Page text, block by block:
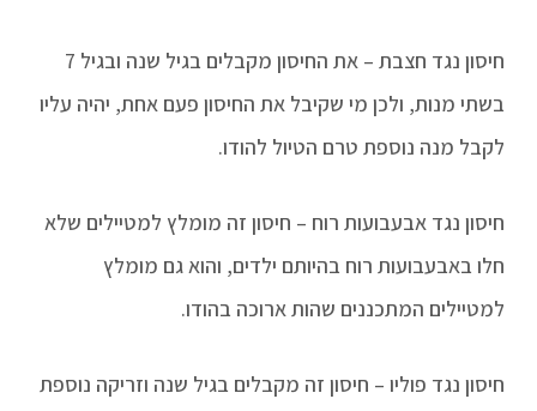
חיסון נגד חצבת – את החיסון מקבלים בגיל שנה ובגיל 7
בשתי מנות, ולכן מי שקיבל את החיסון פעם אחת, יהיה עליו
לקבל מנה נוספת טרם הטיול להודו.
חיסון נגד אבעבועות רוח – חיסון זה מומלץ למטיילים שלא
חלו באבעבועות רוח בהיותם ילדים, והוא גם מומלץ
למטיילים המתכננים שהות ארוכה בהודו.
חיסון נגד פוליו – חיסון זה מקבלים בגיל שנה וזריקה נוספת